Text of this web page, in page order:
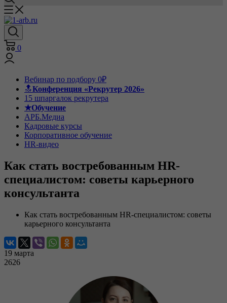
0
Вебинар по подбору 0₽
🔝Конференция «Рекрутер 2026»
15 шпаргалок рекрутера
★Обучение
АРБ.Медиа
Кадровые курсы
Корпоративное обучение
HR-видео
Как стать востребованным HR-
специалистом: советы карьерного
консультанта
Как стать востребованным HR-специалистом: советы
карьерного консультанта
19 марта
2626